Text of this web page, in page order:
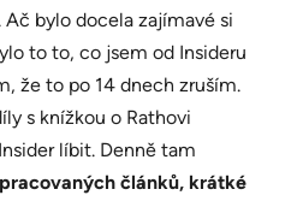
bylo docela zajímavé si
to to, co jsem od Insideru
že to po 14 dnech zruším.
s knížkou o Rathovi
líbit. Denně tam
článků, krátké